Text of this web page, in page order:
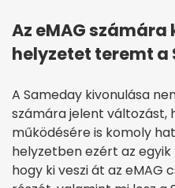
Az eMAG
helyzetet teremt
A Sameday kivonulása
számára jelent változást,
működésére is komoly
helyzetben ezért az
hogy ki veszi át az eMAG